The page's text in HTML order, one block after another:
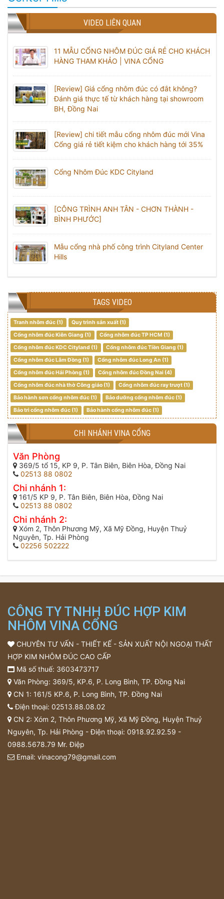
VIDEO LIÊN QUAN
11 MẪU CỔNG NHÔM ĐÚC GIÁ RẺ CHO KHÁCH
HÀNG THAM KHẢO | VINA CỔNG
[Review] Giá cổng nhôm đúc có đắt không?
Đánh giá thực tế từ khách hàng tại showroom
BH, Đồng Nai
[Review] chi tiết mẫu cổng nhôm đúc mới Vina
Cổng giá rẻ tiết kiệm cho khách hàng tới 35%
Cổng Nhôm Đúc KDC Cityland
[CÔNG TRÌNH ANH TÂN - CHƠN THÀNH -
BÌNH PHƯỚC]
Mẫu cổng nhà phố công trình Cityland Center
Hills
TAGS VIDEO
Tranh nhôm đúc (1)
Quy trình sản xuất (1)
Cổng nhôm đúc Kiên Giang (1)
Cổng nhôm đúc TP HCM (1)
Cổng nhôm đúc KDC Cityland (1)
Cổng nhôm đúc Tiền Giang (1)
Cổng nhôm đúc Lâm Đồng (1)
Cổng nhôm đúc Long An (1)
Cổng nhôm đúc Hải Phòng (1)
Cổng nhôm đúc Đồng Nai (4)
Cổng nhôm đúc nhà thờ Công giáo (1)
Cổng nhôm đúc ray trượt (1)
Bảo hành sơn cổng nhôm đúc (1)
Bảo dưỡng cổng nhôm đúc (1)
Bảo trì cổng nhôm đúc (1)
Bảo hành cổng nhôm đúc (1)
CHI NHÁNH VINA CỔNG
Văn Phòng
369/5 tổ 15, KP 9, P. Tân Biên, Biên Hòa, Đồng Nai
02513 88 0802
Chi nhánh 1:
161/5 KP 9, P. Tân Biên, Biên Hòa, Đồng Nai
02513 88 0802
Chi nhánh 2:
Xóm 2, Thôn Phương Mỹ, Xã Mỹ Đồng, Huyện Thuỷ
Nguyên, Tp. Hải Phòng
02256 502222
CÔNG TY TNHH ĐÚC HỢP KIM
NHÔM VINA CỔNG
CHUYÊN TƯ VẤN - THIẾT KẾ - SẢN XUẤT NỘI NGOẠI THẤT
HỢP KIM NHÔM ĐÚC CAO CẤP
Mã số thuế: 3603473717
Văn Phòng: 369/5, KP.6, P. Long Bình, TP. Đồng Nai
CN 1: 161/5 KP.6, P. Long Bình, TP. Đồng Nai
Điện thoại: 02513.88.08.02
CN 2: Xóm 2, Thôn Phương Mỹ, Xã Mỹ Đồng, Huyện Thuỷ
Nguyên, Tp. Hải Phòng - Điện thoại: 0918.92.92.59 -
0988.5678.79 Mr. Điệp
Email: vinacong79@gmail.com